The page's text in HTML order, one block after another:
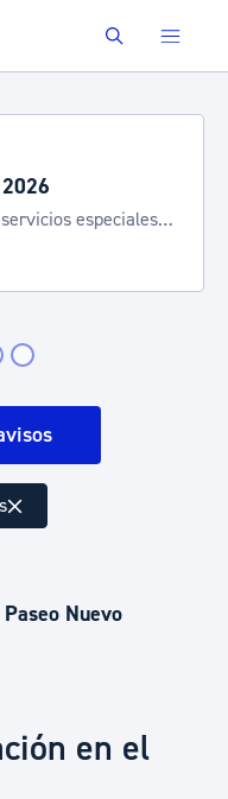
Buscar
especiales
Nuevo
en el